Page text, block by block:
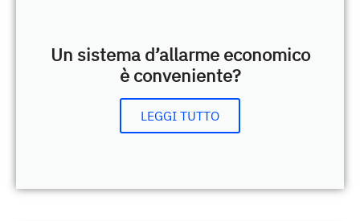
Un sistema d’allarme economico
è conveniente?
LEGGI TUTTO